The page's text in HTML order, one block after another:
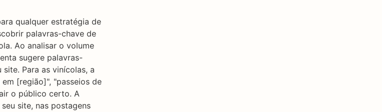
qualquer estratégia de
palavras-chave de
Ao analisar o volume
sugere palavras-
Para as vinícolas, a
[região]", "passeios de
o público certo. A
site, nas postagens